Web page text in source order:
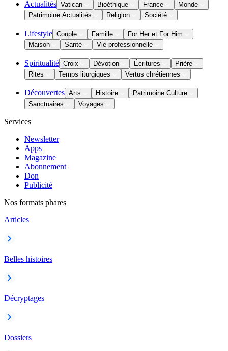
Actualités Vatican Bioéthique France
Monde
Patrimoine Actualités
Religion Société
Lifestyle Couple Famille
For Her et For Him
Maison
Santé Vie professionnelle
Spiritualité Croix Dévotion Écritures
Prière
Rites
Temps liturgiques Vertus chrétiennes
Découvertes Arts Histoire
Patrimoine Culture
Sanctuaires
Voyages
Services
Newsletter
Apps
Magazine
Abonnement
Don
Publicité
Nos formats phares
Articles
Belles histoires
Décryptages
Dossiers